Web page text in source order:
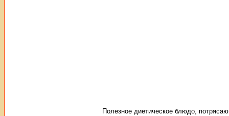
Полезное диетическое блюдо,